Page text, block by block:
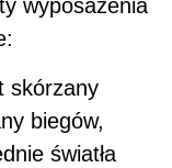
wyposażenia
skórzany
biegów,
światła